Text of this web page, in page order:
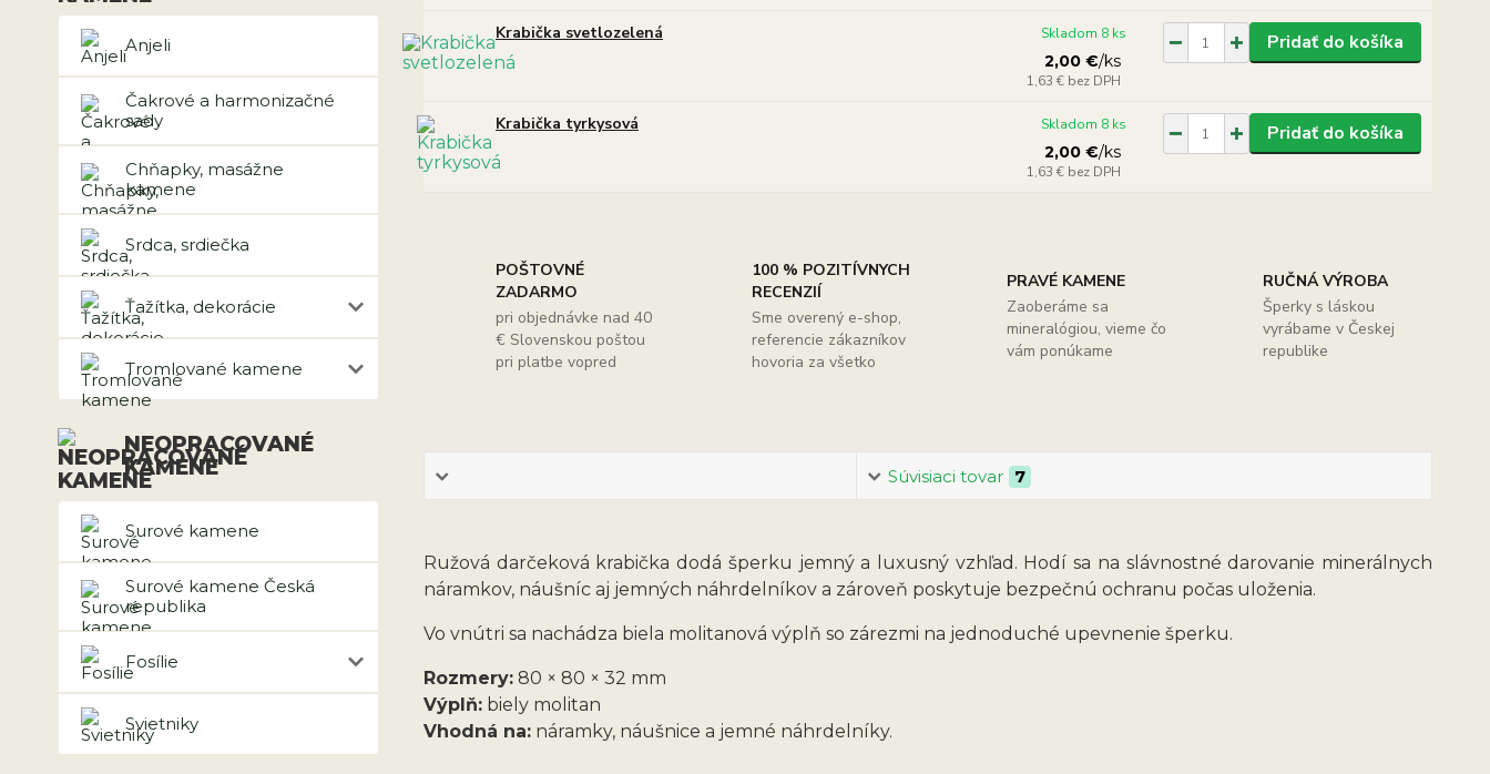
Anjeli
Čakrové a harmonizačné
sady
Chňapky, masážne
kamene
Srdca, srdiečka
Ťažítka, dekorácie
Tromlované kamene
NEOPRACOVANÉ
KAMENE
Surové kamene
Surové kamene Česká
republika
Fosílie
Svietniky
Krabička svetlozelená
2,00 €/ks
1,63 € bez DPH
Skladom 8 ks Pridať do košíka
Krabička tyrkysová
2,00 €/ks
1,63 € bez DPH
Skladom 8 ks Pridať do košíka
POŠTOVNÉ
ZADARMO
pri objednávke nad 40
€ Slovenskou poštou
pri platbe vopred
100 % POZITÍVNYCH
RECENZIÍ
Sme overený e-shop,
referencie zákazníkov
hovoria za všetko
PRAVÉ KAMENE
Zaoberáme sa
mineralógiou, vieme čo
vám ponúkame
RUČNÁ VÝROBA
Šperky s láskou
vyrábame v Českej
republike
Súvisiaci tovar 7
Ružová darčeková krabička dodá šperku jemný a luxusný vzhľad. Hodí sa na slávnostné darovanie minerálnych
náramkov, náušníc aj jemných náhrdelníkov a zároveň poskytuje bezpečnú ochranu počas uloženia.
Vo vnútri sa nachádza biela molitanová výplň so zárezmi na jednoduché upevnenie šperku.
Rozmery:80 × 80 × 32 mm
Výplň:biely molitan
Vhodná na:náramky, náušnice a jemné náhrdelníky.